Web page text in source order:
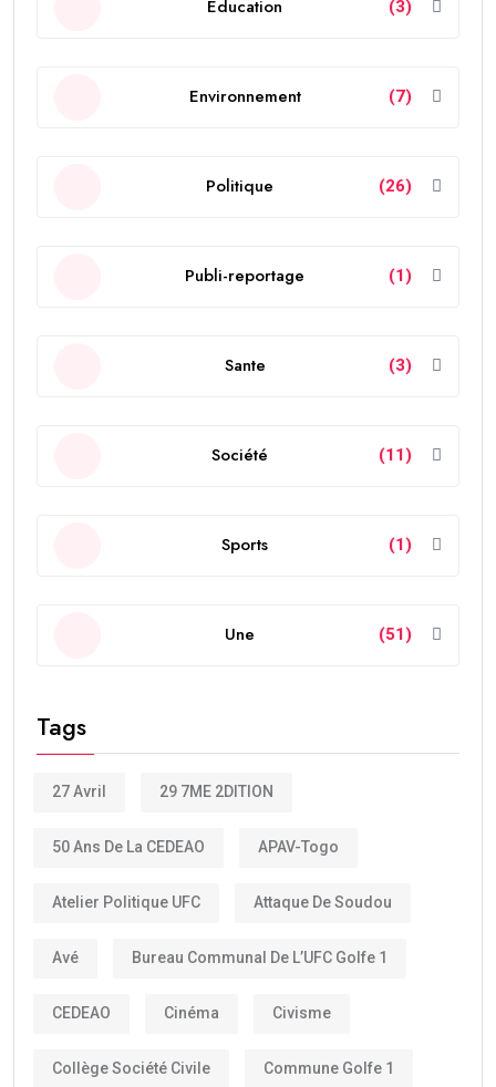
Education (3)
Environnement (7)
Politique (26)
Publi-reportage (1)
Sante (3)
Société (11)
Sports (1)
Une (51)
Tags
27 Avril 29 7ME 2DITION
50 Ans De La CEDEAO APAV-Togo
Atelier Politique UFC Attaque De Soudou
Avé Bureau Communal De L’UFC Golfe 1
CEDEAO Cinéma Civisme
Collège Société Civile Commune Golfe 1